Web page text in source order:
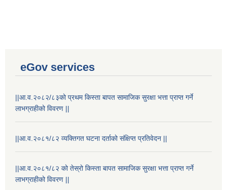
eGov services
||आ.व.२०८२/८३को प्रथम किस्ता बापत सामाजिक सुरक्षा भत्ता प्राप्त गर्ने
लाभग्राहीको विवरण ||
||आ.व.२०८१/८२ व्यक्तिगत घटना दर्ताको संक्षिप्त प्रतिवेदन ||
||आ.व.२०८१/८२ को तेस्रो किस्ता बापत सामाजिक सुरक्षा भत्ता प्राप्त गर्ने
लाभग्राहीको विवरण ||